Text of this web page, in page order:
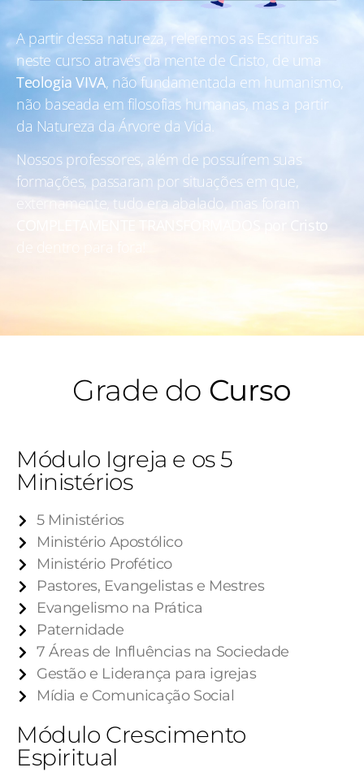
A partir dessa natureza, releremos as Escrituras
neste curso através da mente de Cristo, de uma
Teologia VIVA, não fundamentada em humanismo,
não baseada em filosofias humanas, mas a partir
da Natureza da Árvore da Vida.
Nossos professores, além de possuírem suas
formações, passaram por situações em que,
externamente, tudo era abalado, mas foram
COMPLETAMENTE TRANSFORMADOS por Cristo
Grade do Curso
Módulo Igreja e os 5
Ministérios
5 Ministérios
Ministério Apostólico
Ministério Profético
Pastores, Evangelistas e Mestres
Evangelismo na Prática
Paternidade
7 Áreas de Influências na Sociedade
Gestão e Liderança para igrejas
Mídia e Comunicação Social
Módulo Crescimento
Espiritual